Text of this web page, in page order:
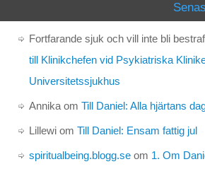
Fortfarande sjuk och vill inte bli
till Klinikchefen vid Psykiatriska
Universitetssjukhus
Annikaom Till Daniel: Alla hjärtans
Lillewiom Till Daniel: Ensam fattig jul
spiritualbeing.blogg.seom 1. Om